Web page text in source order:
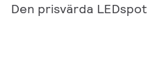
Den prisvärda